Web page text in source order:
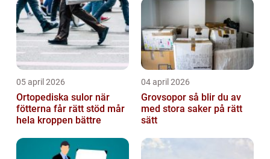
05 april 2026
Ortopediska sulor när
fötterna får rätt stöd mår
hela kroppen bättre
04 april 2026
Grovsopor så blir du av
med stora saker på rätt
sätt